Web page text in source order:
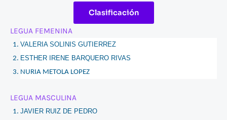
Clasificación
LEGUA FEMENINA
VALERIA SOLINIS GUTIERREZ
ESTHER IRENE BARQUERO RIVAS
NURIA METOLA LOPEZ
LEGUA MASCULINA
JAVIER RUIZ DE PEDRO